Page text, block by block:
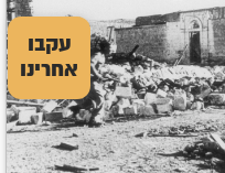
עקבו
אחרינו